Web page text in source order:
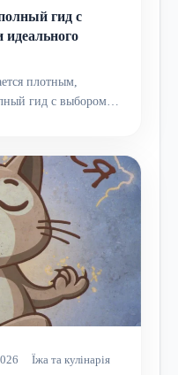
гид с
плотным,
гид с выбором…
Їжа та кулінарія